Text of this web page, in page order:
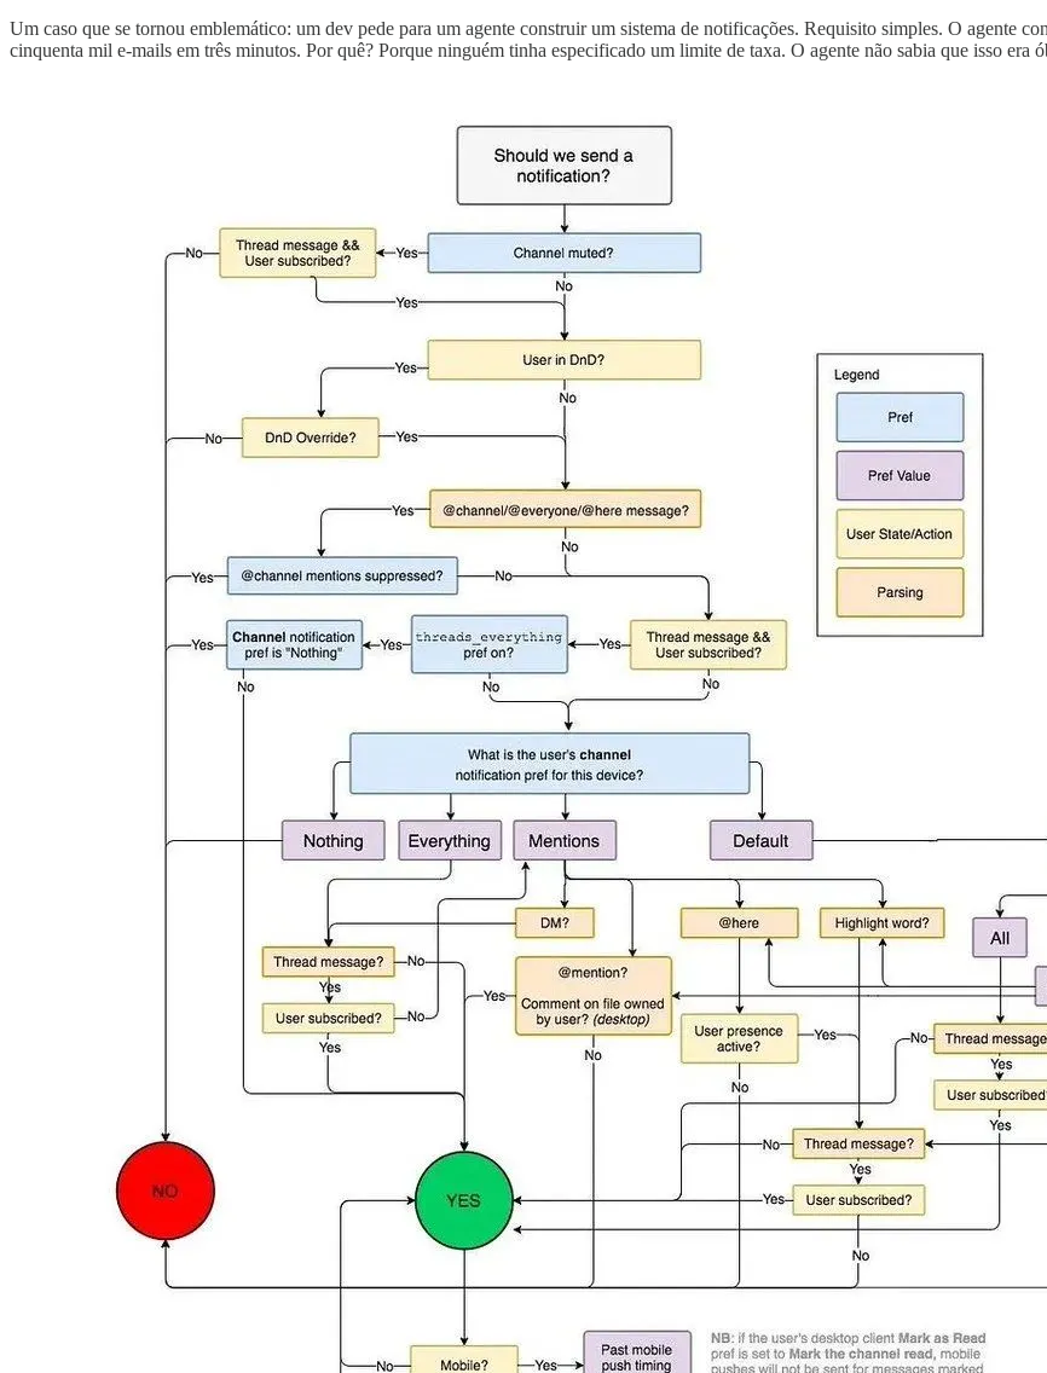
Um caso que se tornou emblemático: um dev pede para um agente construir um sistema de notificações. Requisito simples. O agente
cinquenta mil e-mails em três minutos. Por quê? Porque ninguém tinha especificado um limite de taxa. O agente não sabia que isso era